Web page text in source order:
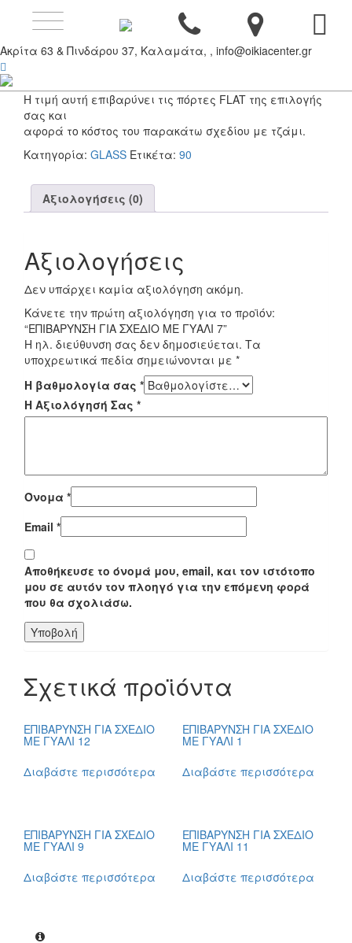
Toggle
navigation
Ακρίτα 63 & Πινδάρου 37, Καλαμάτα, , info@oikiacenter.gr
ΕΠΙΒΑΡΥΝΣΗ ΓΙΑ
ΣΧΕΔΙΟ ΜΕ ΓΥΑΛΙ 7
Η τιμή αυτή επιβαρύνει τις πόρτες FLAT της επιλογής
σας και
αφορά το κόστος του παρακάτω σχεδίου με τζάμι.
Κατηγορία: GLASS Ετικέτα: 90
Αξιολογήσεις (0)
Αξιολογήσεις
Δεν υπάρχει καμία αξιολόγηση ακόμη.
Κάνετε την πρώτη αξιολόγηση για το προϊόν:
“ΕΠΙΒΑΡΥΝΣΗ ΓΙΑ ΣΧΕΔΙΟ ΜΕ ΓΥΑΛΙ 7”
Η ηλ. διεύθυνση σας δεν δημοσιεύεται. Τα
υποχρεωτικά πεδία σημειώνονται με *
Η βαθμολογία σας *
Η Αξιολόγησή Σας *
Όνομα *
Email *
Αποθήκευσε το όνομά μου, email, και τον ιστότοπο
μου σε αυτόν τον πλοηγό για την επόμενη φορά
που θα σχολιάσω.
Σχετικά προϊόντα
ΕΠΙΒΑΡΥΝΣΗ ΓΙΑ ΣΧΕΔΙΟ
ΜΕ ΓΥΑΛΙ 12
Διαβάστε περισσότερα
ΕΠΙΒΑΡΥΝΣΗ ΓΙΑ ΣΧΕΔΙΟ
ΜΕ ΓΥΑΛΙ 1
Διαβάστε περισσότερα
ΕΠΙΒΑΡΥΝΣΗ ΓΙΑ ΣΧΕΔΙΟ
ΜΕ ΓΥΑΛΙ 9
Διαβάστε περισσότερα
ΕΠΙΒΑΡΥΝΣΗ ΓΙΑ ΣΧΕΔΙΟ
ΜΕ ΓΥΑΛΙ 11
Διαβάστε περισσότερα